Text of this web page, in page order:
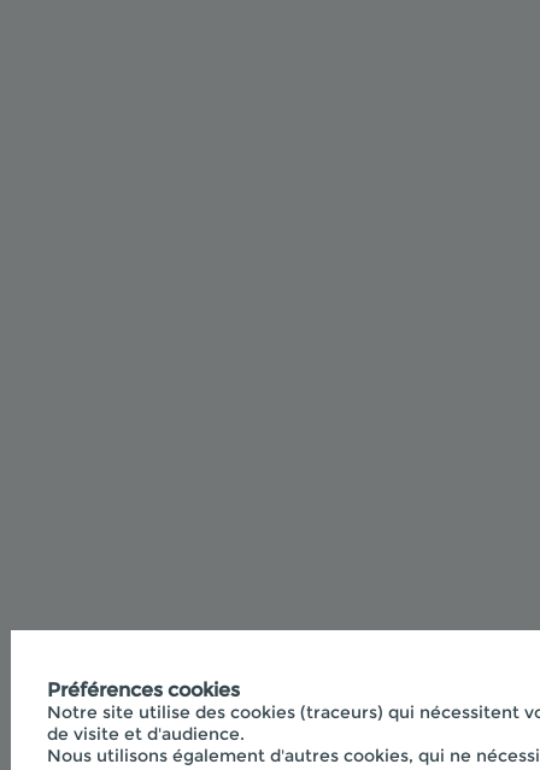
Préférences cookies
Notre site utilise des cookies (traceurs) qui nécessitent
de visite et d'audience.
Nous utilisons également d'autres cookies, qui ne